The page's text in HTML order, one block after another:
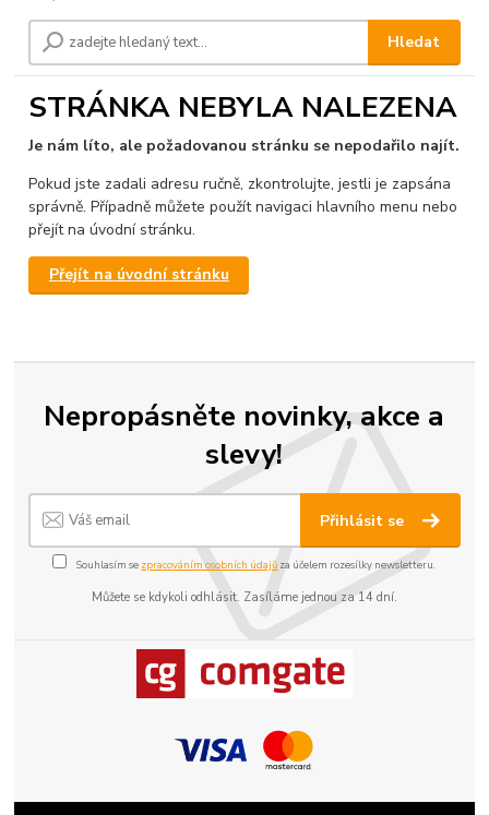
Hledat
STRÁNKA NEBYLA NALEZENA
Je nám líto, ale požadovanou stránku se nepodařilo najít.
Pokud jste zadali adresu ručně, zkontrolujte, jestli je zapsána
správně. Případně můžete použít navigaci hlavního menu nebo
přejít na úvodní stránku.
Přejít na úvodní stránku
Nepropásněte novinky, akce a
slevy!
Přihlásit se
Souhlasím se zpracováním osobních údajů za účelem rozesílky newsletteru.
Můžete se kdykoli odhlásit. Zasíláme jednou za 14 dní.